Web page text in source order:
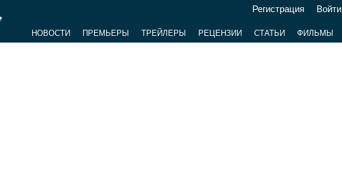
Регистрация Войти
НОВОСТИ ПРЕМЬЕРЫ ТРЕЙЛЕРЫ РЕЦЕНЗИИ СТАТЬИ ФИЛЬМЫ